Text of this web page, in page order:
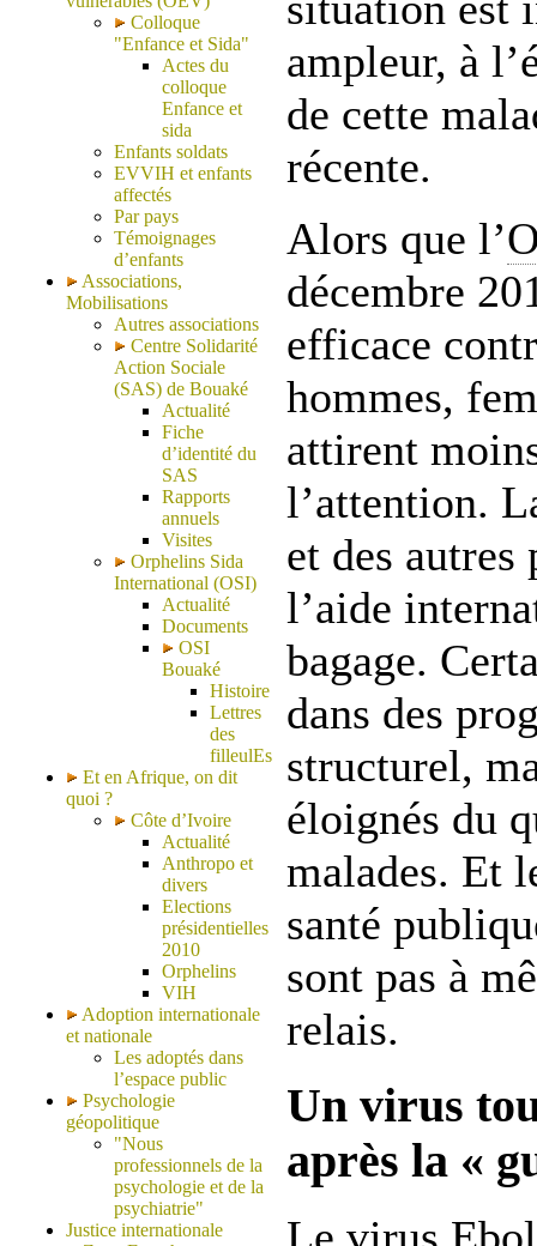
Colloque
"Enfance et Sida"
Actes du
colloque
Enfance et
sida
Enfants soldats
EVVIH et enfants
affectés
Par pays
Témoignages
d’enfants
Associations,
Mobilisations
Autres associations
Centre Solidarité
Action Sociale
(SAS) de Bouaké
Actualité
Fiche
d’identité du
SAS
Rapports
annuels
Visites
Orphelins Sida
International (OSI)
Actualité
Documents
OSI
Bouaké
Histoire
Lettres
des
filleulEs
Et en Afrique, on dit
quoi ?
Côte d’Ivoire
Actualité
Anthropo et
divers
Elections
présidentielles
2010
Orphelins
VIH
Adoption internationale
et nationale
Les adoptés dans
l’espace public
Psychologie
géopolitique
"Nous
professionnels de la
psychologie et de la
psychiatrie"
Justice internationale
ampleur, à
de cette
récente.
Alors que l’
décembre
efficace
hommes,
attirent
l’attention.
et des autres
l’aide
bagage.
dans des
structurel,
éloignés du
malades. Et
santé
sont pas à
relais.
Un virus
après la «